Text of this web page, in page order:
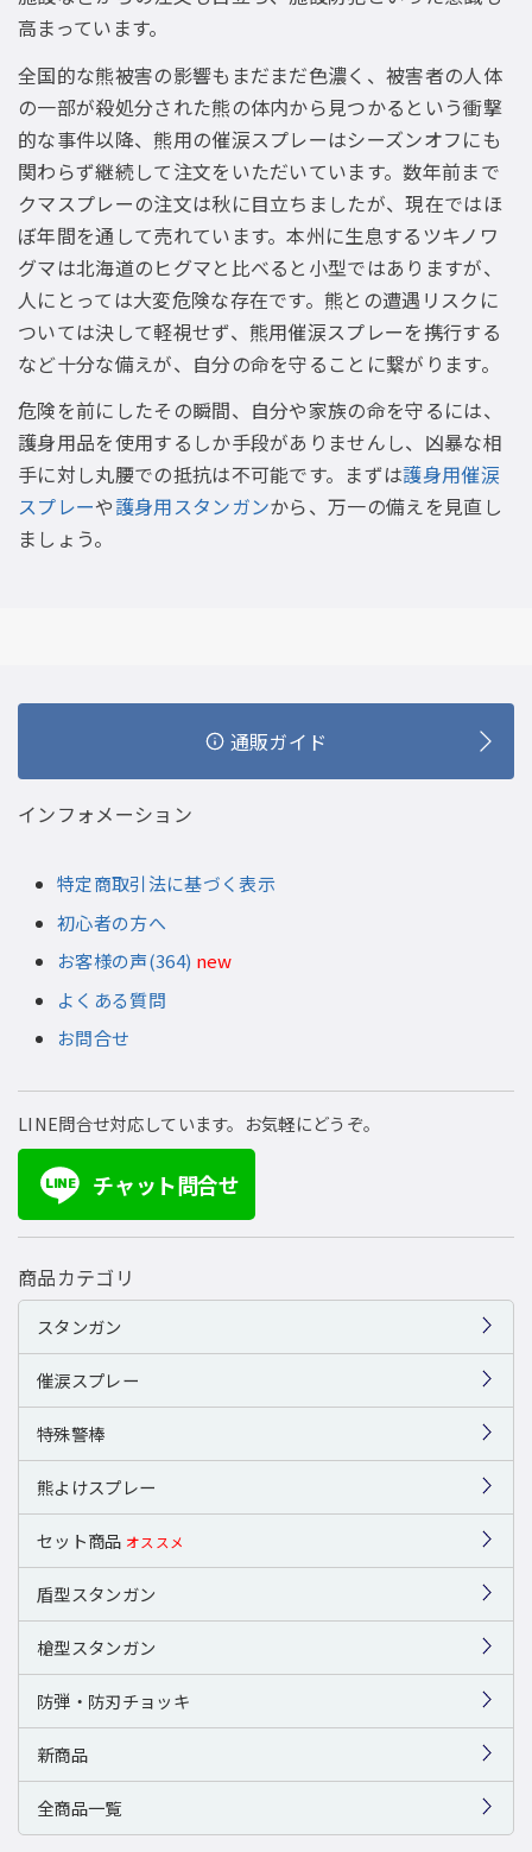
高まっています。
全国的な熊被害の影響もまだまだ色濃く、被害者の人体
の一部が殺処分された熊の体内から見つかるという衝撃
的な事件以降、熊用の催涙スプレーはシーズンオフにも
関わらず継続して注文をいただいています。数年前まで
クマスプレーの注文は秋に目立ちましたが、現在ではほ
ぼ年間を通して売れています。本州に生息するツキノワ
グマは北海道のヒグマと比べると小型ではありますが、
人にとっては大変危険な存在です。熊との遭遇リスクに
ついては決して軽視せず、熊用催涙スプレーを携行する
など十分な備えが、自分の命を守ることに繋がります。
危険を前にしたその瞬間、自分や家族の命を守るには、
護身用品を使用するしか手段がありませんし、凶暴な相
手に対し丸腰での抵抗は不可能です。まずは護身用催涙
スプレーや護身用スタンガンから、万一の備えを見直し
ましょう。
通販ガイド
インフォメーション
特定商取引法に基づく表示
初心者の方へ
お客様の声(364) new
よくある質問
お問合せ
LINE問合せ対応しています。お気軽にどうぞ。
LINE チャット問合せ
商品カテゴリ
スタンガン
催涙スプレー
特殊警棒
熊よけスプレー
セット商品 オススメ
盾型スタンガン
槍型スタンガン
防弾・防刃チョッキ
新商品
全商品一覧